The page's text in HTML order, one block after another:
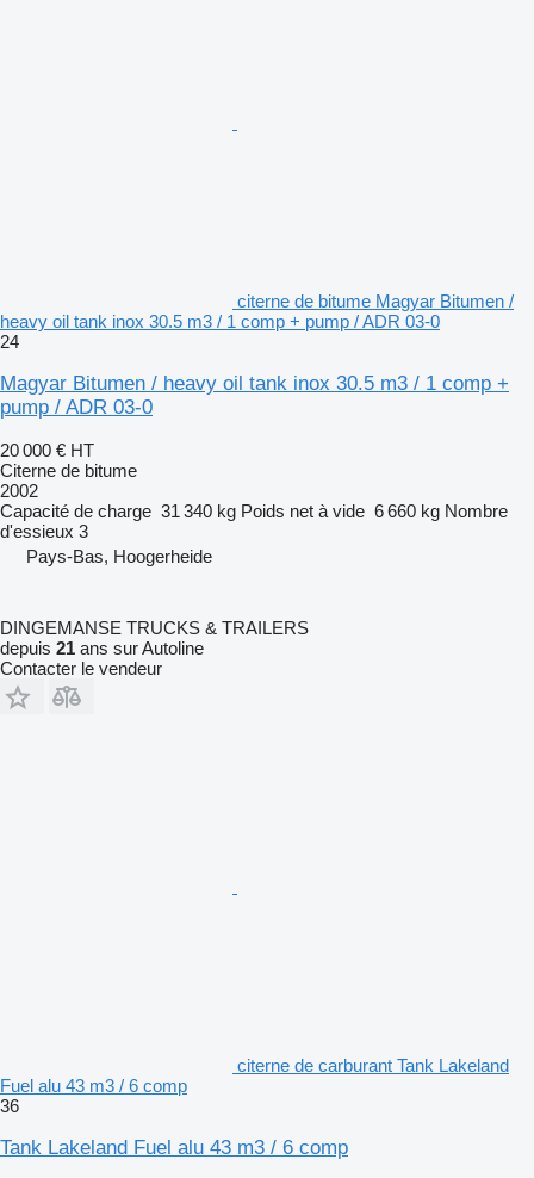
citerne de bitume Magyar Bitumen /
heavy oil tank inox 30.5 m3 / 1 comp + pump / ADR 03-0
24
Magyar Bitumen / heavy oil tank inox 30.5 m3 / 1 comp +
pump / ADR 03-0
20 000 € HT
Citerne de bitume
2002
Capacité de charge 31 340 kg Poids net à vide 6 660 kg Nombre
d'essieux 3
Pays-Bas, Hoogerheide
DINGEMANSE TRUCKS & TRAILERS
depuis 21 ans sur Autoline
Contacter le vendeur
citerne de carburant Tank Lakeland
Fuel alu 43 m3 / 6 comp
36
Tank Lakeland Fuel alu 43 m3 / 6 comp